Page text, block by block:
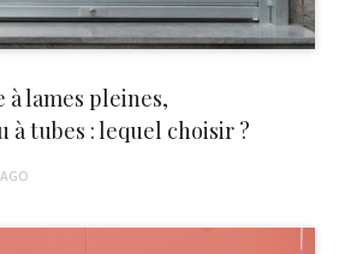
lames pleines,
à tubes : lequel choisir ?
AGO